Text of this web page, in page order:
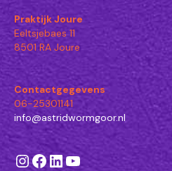
Praktijk Joure
Eeltsjebaes 11
8501 RA Joure
Contactgegevens
06-25301141
info@astridwormgoor.nl
Instagram
Facebook
LinkedIn
YouTube